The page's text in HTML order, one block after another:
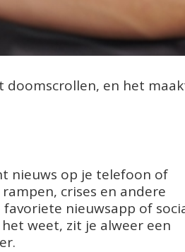
doomscrollen, en het
nieuws op je telefoon of
crises en andere
nieuwsapp of
weet, zit je alweer een